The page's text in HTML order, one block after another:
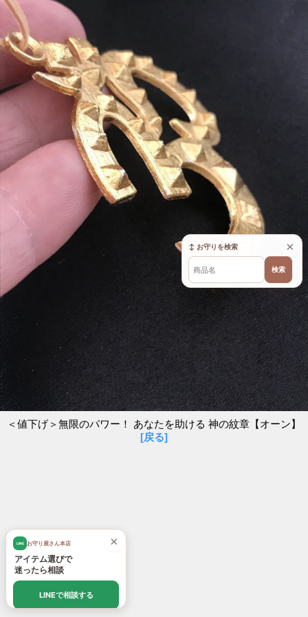
＜値下げ＞無限のパワー！ あなたを助ける 神の紋章【オーン】
[戻る]
×
LINE お守り屋さん本店
アイテム選びで
迷ったら相談
LINEで相談する
×
↕ お守りを検索
検索